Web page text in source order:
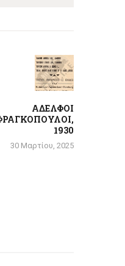
ΑΔΕΛΦΟΙ
1930
30 Μαρτίου, 2025